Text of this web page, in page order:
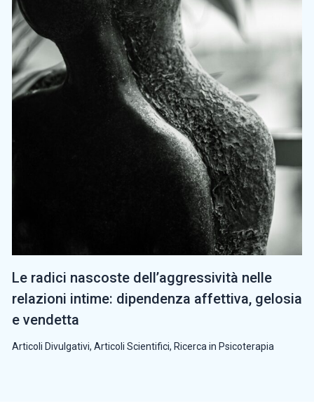
Le radici nascoste dell’aggressività nelle
relazioni intime: dipendenza affettiva, gelosia
e vendetta
Articoli Divulgativi, Articoli Scientifici, Ricerca in Psicoterapia